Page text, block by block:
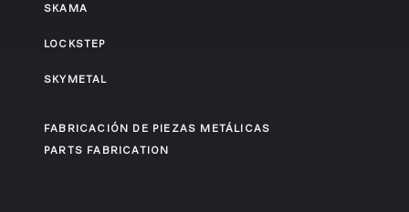
SKAMA
LOCKSTEP
SKYMETAL
FABRICACIÓN DE PIEZAS METÁLICAS
PARTS FABRICATION